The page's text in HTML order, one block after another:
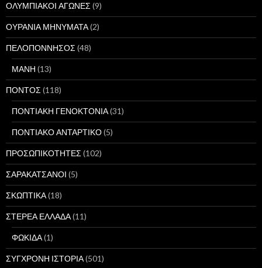
ΟΛΥΜΠΙΑΚΟΙ ΑΓΩΝΕΣ (9)
ΟΥΡΑΝΙΑ ΜΗΝΥΜΑΤΑ(2)
ΠΕΛΟΠΟΝΝΗΣΟΣ (48)
ΜΑΝΗ (13)
ΠΟΝΤΟΣ (118)
ΠΟΝΤΙΑΚΗ ΓΕΝΟΚΤΟΝΙΑ(31)
ΠΟΝΤΙΑΚΟ ΑΝΤΑΡΤΙΚΟ(5)
ΠΡΟΣΩΠΙΚΟΤΗΤΕΣ (102)
ΣΑΡΑΚΑΤΣΑΝΟΙ (5)
ΣΚΩΠΤΙΚΑ(18)
ΣΤΕΡΕΑ ΕΛΛΑΔΑ(11)
ΦΩΚΙΔΑ(1)
ΣΥΓΧΡΟΝΗ ΙΣΤΟΡΙΑ(501)